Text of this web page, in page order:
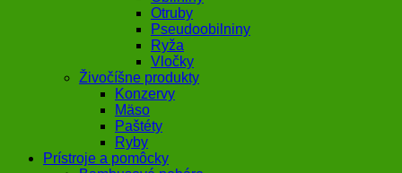
Otruby
Pseudoobilniny
Ryža
Vločky
Živočíšne produkty
Konzervy
Mäso
Paštéty
Ryby
Prístroje a pomôcky